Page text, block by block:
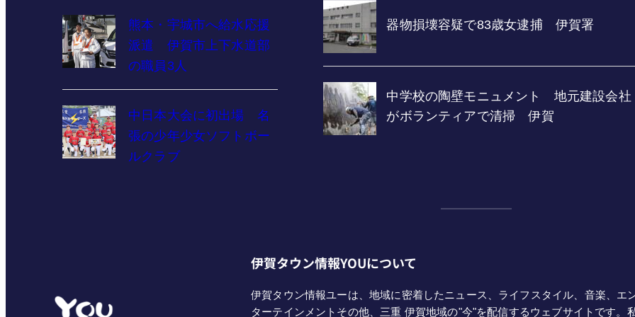
熊本・宇城市へ給水応援
派遣 伊賀市上下水道部
の職員3人
中日本大会に初出場 名
張の少年少女ソフトボー
ルクラブ
伊賀タウン情報YOUについて
伊賀タウン情報ユーは、地域に密着したニュース、ライフスタイル、音楽、エ
ターテインメントその他、三重 伊賀地域の"今"を配信するウェブサイトです。